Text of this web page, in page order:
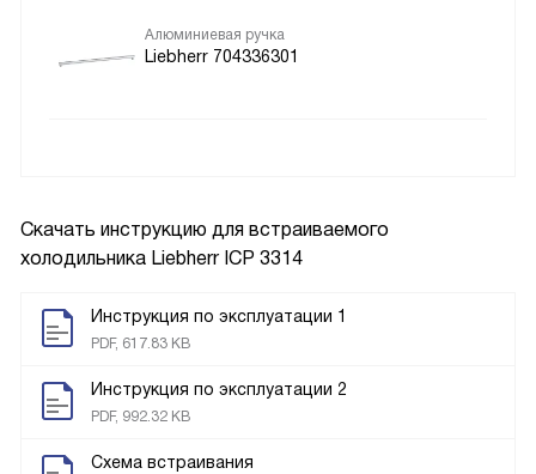
Скачать инструкцию для встраиваемого
холодильника Liebherr ICP 3314
Инструкция по эксплуатации 1
PDF, 617.83 KB
Инструкция по эксплуатации 2
PDF, 992.32 KB
Схема встраивания
Алюминиевая ручка
Liebherr 704336301